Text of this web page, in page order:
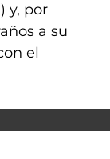
y, por
a su
el